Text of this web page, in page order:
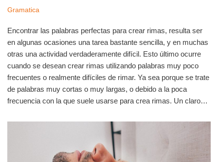
Gramatica
Encontrar las palabras perfectas para crear rimas, resulta ser
en algunas ocasiones una tarea bastante sencilla, y en muchas
otras una actividad verdaderamente difícil. Esto último ocurre
cuando se desean crear rimas utilizando palabras muy poco
frecuentes o realmente difíciles de rimar. Ya sea porque se trate
de palabras muy cortas o muy largas, o debido a la poca
frecuencia con la que suele usarse para crea rimas. Un claro…